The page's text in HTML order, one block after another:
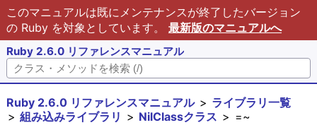
このマニュアルは既にメンテナンスが終了したバージョン
の Ruby を対象としています。 最新版のマニュアルへ
Ruby 2.6.0 リファレンスマニュアル
Ruby 2.6.0 リファレンスマニュアル
ライブラリ一覧
組み込みライブラリ
NilClassクラス =~